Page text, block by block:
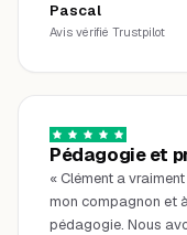
Pascal
Avis vérifié Trustpilot
Pédagogie et
« Clément a
mon compagnon et
pédagogie. Nous